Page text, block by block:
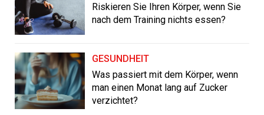
Riskieren Sie Ihren Körper, wenn Sie
nach dem Training nichts essen?
GESUNDHEIT
Was passiert mit dem Körper, wenn
man einen Monat lang auf Zucker
verzichtet?